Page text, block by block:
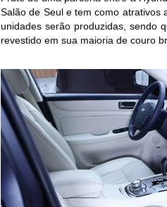
Salão de Seul e tem como atrativos
unidades serão produzidas, sendo
revestido em sua maioria de couro